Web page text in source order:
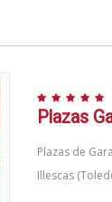
Plazas
Plazas de
Illescas